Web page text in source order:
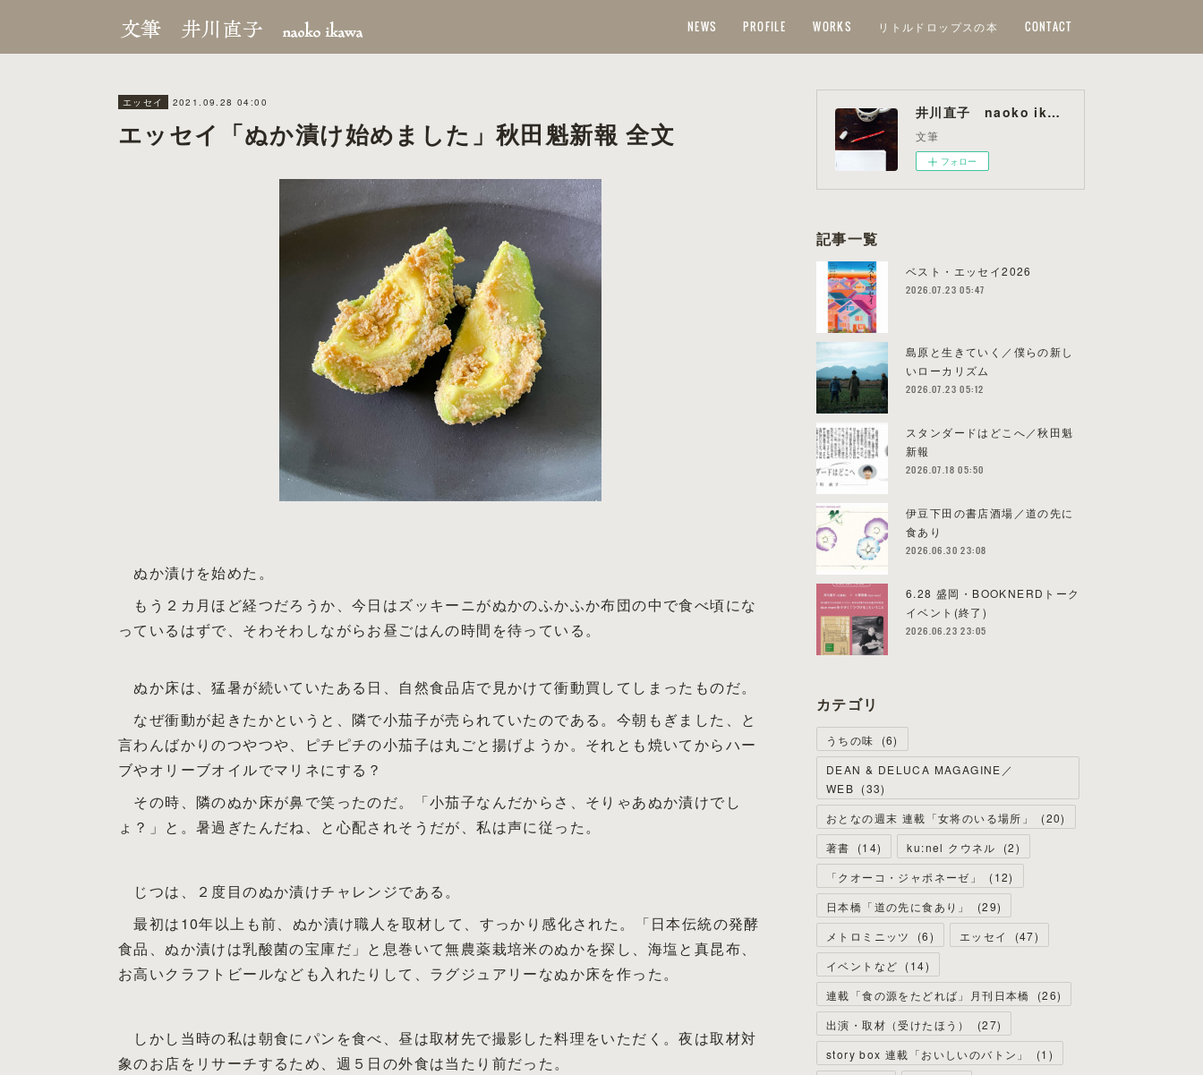
NEWS PROFILE WORKS リトルドロップスの本 CONTACT
エッセイ 2021.09.28 04:00
エッセイ「ぬか漬け始めました」秋田魁新報 全文
ぬか漬けを始めた。
もう２カ月ほど経つだろうか、今日はズッキーニがぬかのふかふか布団の中で食べ頃にな
っているはずで、そわそわしながらお昼ごはんの時間を待っている。
ぬか床は、猛暑が続いていたある日、自然食品店で見かけて衝動買してしまったものだ。
なぜ衝動が起きたかというと、隣で小茄子が売られていたのである。今朝もぎました、と
言わんばかりのつやつや、ピチピチの小茄子は丸ごと揚げようか。それとも焼いてからハー
ブやオリーブオイルでマリネにする？
その時、隣のぬか床が鼻で笑ったのだ。「小茄子なんだからさ、そりゃあぬか漬けでし
ょ？」と。暑過ぎたんだね、と心配されそうだが、私は声に従った。
じつは、２度目のぬか漬けチャレンジである。
最初は10年以上も前、ぬか漬け職人を取材して、すっかり感化された。「日本伝統の発酵
食品、ぬか漬けは乳酸菌の宝庫だ」と息巻いて無農薬栽培米のぬかを探し、海塩と真昆布、
お高いクラフトビールなども入れたりして、ラグジュアリーなぬか床を作った。
しかし当時の私は朝食にパンを食べ、昼は取材先で撮影した料理をいただく。夜は取材対
象のお店をリサーチするため、週５日の外食は当たり前だった。
井川直子 naoko ikawa
文筆
フォロー
記事一覧
ベスト・エッセイ2026
2026.07.23 05:47
島原と生きていく／僕らの新し
いローカリズム
2026.07.23 05:12
スタンダードはどこへ／秋田魁
新報
2026.07.18 05:50
伊豆下田の書店酒場／道の先に
食あり
2026.06.30 23:08
6.28 盛岡・BOOKNERDトーク
イベント(終了)
2026.06.23 23:05
カテゴリ
うちの味 (6)
DEAN & DELUCA MAGAGINE／
WEB (33)
おとなの週末 連載「女将のいる場所」
(20)
著書
(14) ku:nel クウネル (2)
「クオーコ・ジャポネーゼ」
(12)
日本橋「道の先に食あり」
(29)
メトロミニッツ
(6) エッセイ (47)
イベントなど (14)
連載「食の源をたどれば」月刊日本橋
(26)
出演・取材（受けたほう）
(27)
story box 連載「おいしいのバトン」
(1 )